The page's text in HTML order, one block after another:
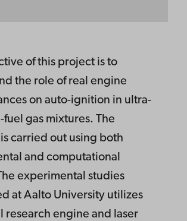
of this project is to
the role of real engine
on auto-ignition in ultra-
fuel gas mixtures. The
carried out using both
and computational
experimental studies
at Aalto University utilizes
research engine and laser